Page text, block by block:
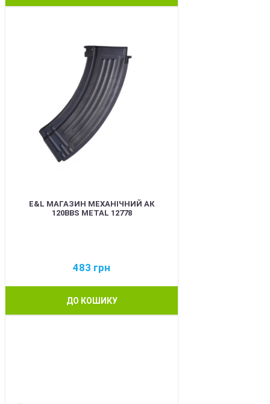
E&L МАГАЗИН МЕХАНІЧНИЙ АК
120BBS METAL 12778
483 грн
ДО КОШИКУ